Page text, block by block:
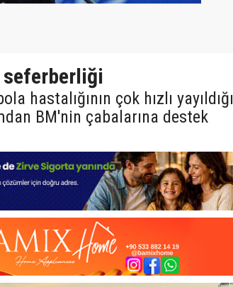
seferberliği
hastalığının çok hızlı yayıldığı
BM'nin çabalarına destek